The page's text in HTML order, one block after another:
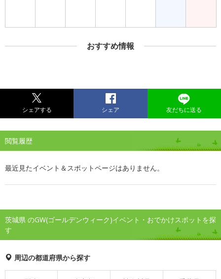
おすすめ情報
シェアする シェア 友だちに送る
閲覧履歴
最近見たイベント＆スポットページはありません。
茨城県 のGW(ゴールデンウィーク)イベント・おでかけスポットを探
す
周辺の都道府県から探す